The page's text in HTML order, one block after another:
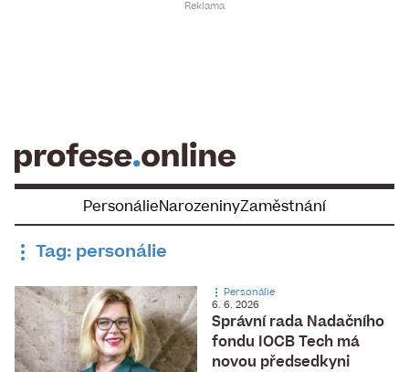
PersonálieNarozeninyZaměstnání
Tag: personálie
Správní rada Nadačního
fondu IOCB Tech má
novou předsedkyni
Personálie
6. 6. 2026